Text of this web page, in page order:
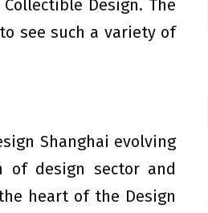
Design. The
see such a variety of
Shanghai evolving
of design sector and
heart of the Design